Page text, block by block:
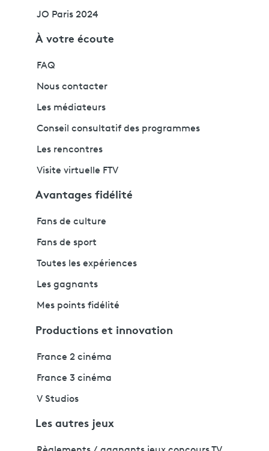
JO Paris 2024
À votre écoute
FAQ
Nous contacter
Les médiateurs
Conseil consultatif des programmes
Les rencontres
Visite virtuelle FTV
Avantages fidélité
Fans de culture
Fans de sport
Toutes les expériences
Les gagnants
Mes points fidélité
Productions et innovation
France 2 cinéma
France 3 cinéma
V Studios
Les autres jeux